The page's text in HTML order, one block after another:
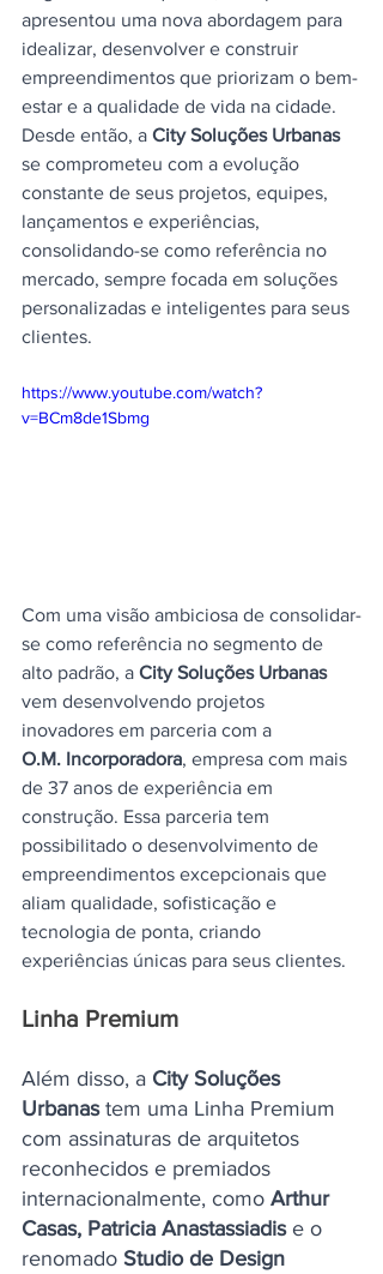
apresentou uma nova abordagem para
idealizar, desenvolver e construir
empreendimentos que priorizam o bem-
estar e a qualidade de vida na cidade.
Desde então, a City Soluções Urbanas
se comprometeu com a evolução
constante de seus projetos, equipes,
lançamentos e experiências,
consolidando-se como referência no
mercado, sempre focada em soluções
personalizadas e inteligentes para seus
clientes.
https://www.youtube.com/watch?
v=BCm8de1Sbmg
Com uma visão ambiciosa de consolidar-
se como referência no segmento de
alto padrão, a City Soluções Urbanas
vem desenvolvendo projetos
inovadores em parceria com a
O.M. Incorporadora, empresa com mais
de 37 anos de experiência em
construção. Essa parceria tem
possibilitado o desenvolvimento de
empreendimentos excepcionais que
aliam qualidade, sofisticação e
tecnologia de ponta, criando
experiências únicas para seus clientes.
Linha Premium
Além disso, a City Soluções
Urbanas tem uma Linha Premium
com assinaturas de arquitetos
reconhecidos e premiados
internacionalmente, como Arthur
Casas, Patricia Anastassiadis e o
renomado Studio de Design